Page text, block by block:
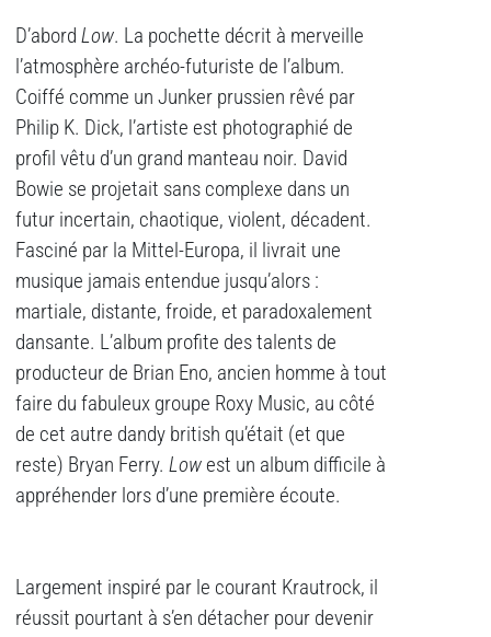
D’abord Low. La pochette décrit à merveille
l’atmosphère archéo-futuriste de l’album.
Coiffé comme un Junker prussien rêvé par
Philip K. Dick, l’artiste est photographié de
profil vêtu d’un grand manteau noir. David
Bowie se projetait sans complexe dans un
futur incertain, chaotique, violent, décadent.
Fasciné par la Mittel-Europa, il livrait une
musique jamais entendue jusqu’alors :
martiale, distante, froide, et paradoxalement
dansante. L’album profite des talents de
producteur de Brian Eno, ancien homme à tout
faire du fabuleux groupe Roxy Music, au côté
de cet autre dandy british qu’était (et que
reste) Bryan Ferry. Low est un album difficile à
appréhender lors d’une première écoute.
Largement inspiré par le courant Krautrock, il
réussit pourtant à s’en détacher pour devenir